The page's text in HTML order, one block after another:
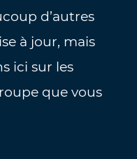
d’autres
à jour, mais
ici sur les
que vous